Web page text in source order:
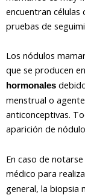
encuentran células
pruebas de
Los nódulos
que se producen
hormonales
menstrual o
anticonceptivas.
aparición de
En caso de
médico para
general, la biopsia